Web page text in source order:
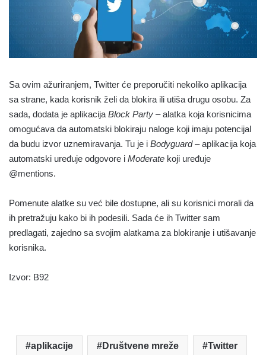
Sa ovim ažuriranjem, Twitter će preporučiti nekoliko aplikacija
sa strane, kada korisnik želi da blokira ili utiša drugu osobu. Za
sada, dodata je aplikacija Block Party – alatka koja korisnicima
omogućava da automatski blokiraju naloge koji imaju potencijal
da budu izvor uznemiravanja. Tu je i Bodyguard– aplikacija koja
automatski uređuje odgovore i Moderate koji uređuje
@mentions.
Pomenute alatke su već bile dostupne, ali su korisnici morali da
ih pretražuju kako bi ih podesili. Sada će ih Twitter sam
predlagati, zajedno sa svojim alatkama za blokiranje i utišavanje
korisnika.
Izvor: B92
aplikacije Društvene mreže Twitter